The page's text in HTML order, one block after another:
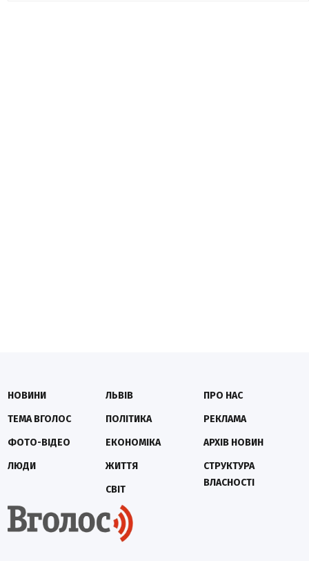
НОВИНИ
ТЕМА ВГОЛОС
ФОТО-ВІДЕО
ЛЮДИ
ЛЬВІВ
ПОЛІТИКА
ЕКОНОМІКА
ЖИТТЯ
СВІТ
ПРО НАС
РЕКЛАМА
АРХІВ НОВИН
СТРУКТУРА
ВЛАСНОСТІ